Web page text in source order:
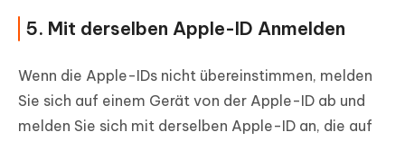
5. Mit derselben Apple-ID Anmelden
Wenn die Apple-IDs nicht übereinstimmen, melden
Sie sich auf einem Gerät von der Apple-ID ab und
melden Sie sich mit derselben Apple-ID an, die auf